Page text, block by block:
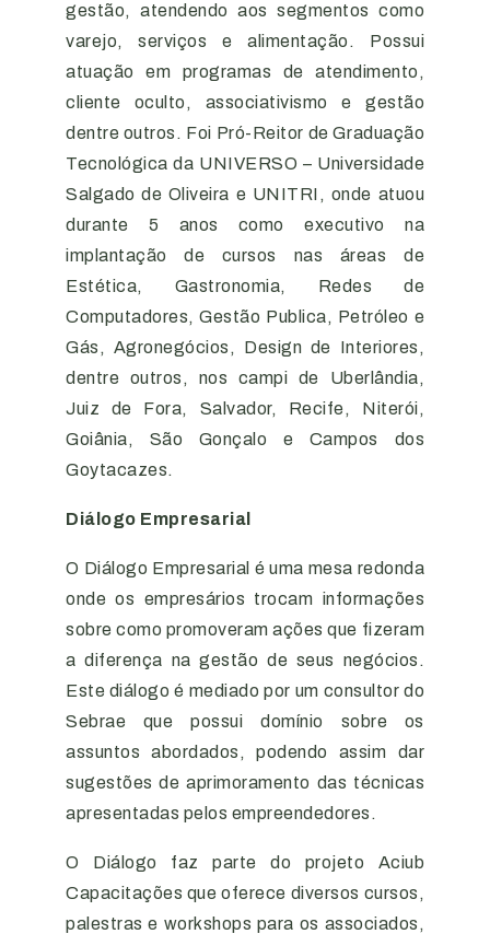
gestão, atendendo aos segmentos como
varejo, serviços e alimentação. Possui
atuação em programas de atendimento,
cliente oculto, associativismo e gestão
dentre outros. Foi Pró-Reitor de Graduação
Tecnológica da UNIVERSO – Universidade
Salgado de Oliveira e UNITRI, onde atuou
durante 5 anos como executivo na
implantação de cursos nas áreas de
Estética, Gastronomia, Redes de
Computadores, Gestão Publica, Petróleo e
Gás, Agronegócios, Design de Interiores,
dentre outros, nos campi de Uberlândia,
Juiz de Fora, Salvador, Recife, Niterói,
Goiânia, São Gonçalo e Campos dos
Goytacazes.
Diálogo Empresarial
O Diálogo Empresarial é uma mesa redonda
onde os empresários trocam informações
sobre como promoveram ações que fizeram
a diferença na gestão de seus negócios.
Este diálogo é mediado por um consultor do
Sebrae que possui domínio sobre os
assuntos abordados, podendo assim dar
sugestões de aprimoramento das técnicas
apresentadas pelos empreendedores.
O Diálogo faz parte do projeto Aciub
Capacitações que oferece diversos cursos,
palestras e workshops para os associados,